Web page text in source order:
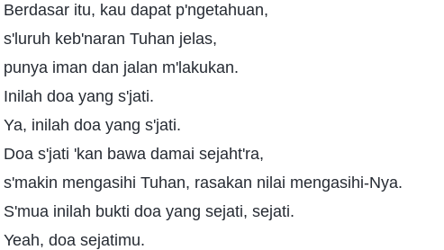
Berdasar itu, kau dapat p'ngetahuan,
s'luruh keb'naran Tuhan jelas,
punya iman dan jalan m'lakukan.
Inilah doa yang s'jati.
Ya, inilah doa yang s'jati.
Doa s'jati 'kan bawa damai sejaht'ra,
s'makin mengasihi Tuhan, rasakan nilai mengasihi-Nya.
S'mua inilah bukti doa yang sejati, sejati.
Yeah, doa sejatimu.